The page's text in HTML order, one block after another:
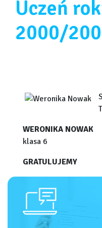
Uczeń
2000/
WERONIKA NOWAK
klasa 6
GRATULUJEMY